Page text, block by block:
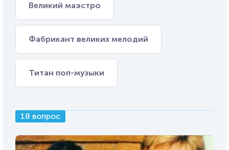
Великий маэстро
Фабрикант великих мелодий
Титан поп-музыки
18 вопрос